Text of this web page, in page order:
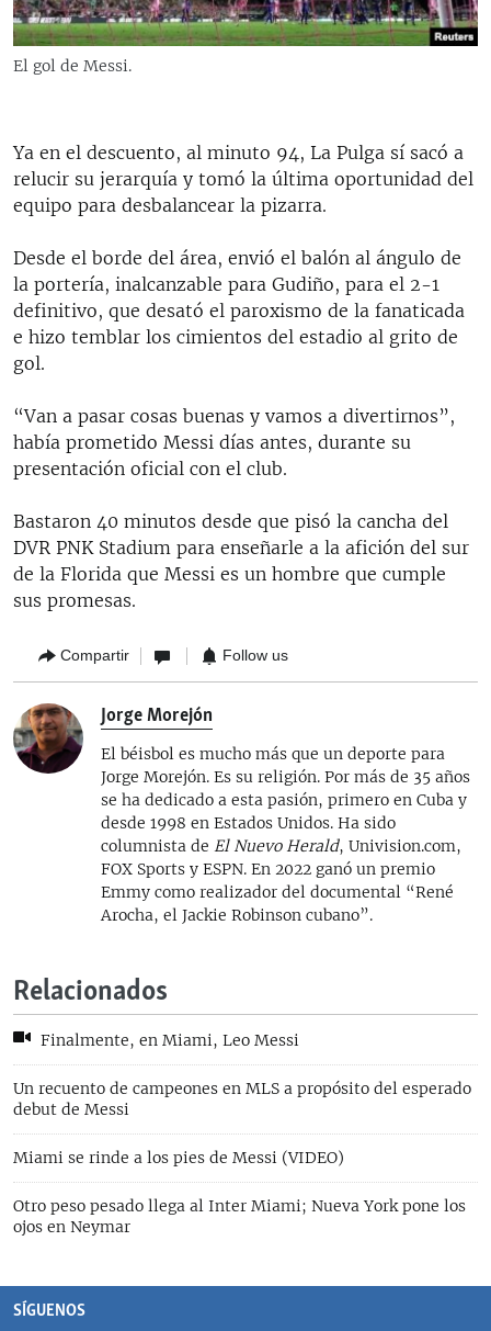
El gol de Messi.
Ya en el descuento, al minuto 94, La Pulga sí sacó a
relucir su jerarquía y tomó la última oportunidad del
equipo para desbalancear la pizarra.
Desde el borde del área, envió el balón al ángulo de
la portería, inalcanzable para Gudiño, para el 2-1
definitivo, que desató el paroxismo de la fanaticada
e hizo temblar los cimientos del estadio al grito de
gol.
“Van a pasar cosas buenas y vamos a divertirnos”,
había prometido Messi días antes, durante su
presentación oficial con el club.
Bastaron 40 minutos desde que pisó la cancha del
DVR PNK Stadium para enseñarle a la afición del sur
de la Florida que Messi es un hombre que cumple
sus promesas.
Compartir Follow us
Jorge Morejón
El béisbol es mucho más que un deporte para
Jorge Morejón. Es su religión. Por más de 35 años
se ha dedicado a esta pasión, primero en Cuba y
desde 1998 en Estados Unidos. Ha sido
columnista de El Nuevo Herald, Univision.com,
FOX Sports y ESPN. En 2022 ganó un premio
Emmy como realizador del documental “René
Arocha, el Jackie Robinson cubano”.
Relacionados
Finalmente, en Miami, Leo Messi
Un recuento de campeones en MLS a propósito del esperado
debut de Messi
Miami se rinde a los pies de Messi (VIDEO)
Otro peso pesado llega al Inter Miami; Nueva York pone los
ojos en Neymar
SÍGUENOS